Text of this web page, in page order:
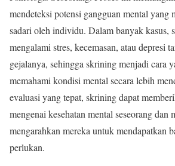
mendeteksi potensi gangguan mental yang
sadari oleh individu. Dalam banyak kasus,
mengalami stres, kecemasan, atau depresi
gejalanya, sehingga skrining menjadi cara
memahami kondisi mental secara lebih
evaluasi yang tepat, skrining dapat
mengenai kesehatan mental seseorang dan
mengarahkan mereka untuk mendapatkan
perlukan.